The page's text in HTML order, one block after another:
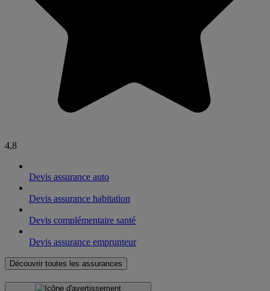
4,8
Devis assurance auto
Devis assurance habitation
Devis complémentaire santé
Devis assurance emprunteur
Découvrir toutes les assurances